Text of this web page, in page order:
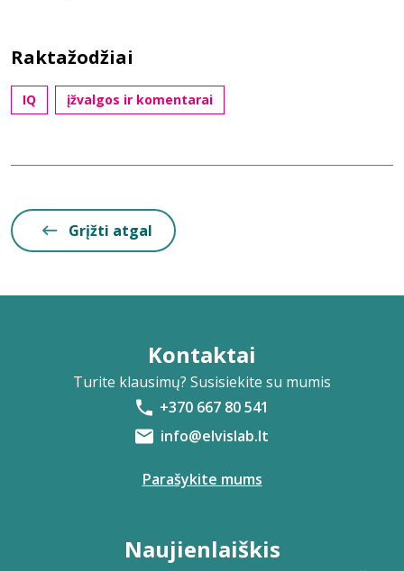
Raktažodžiai
IQ įžvalgos ir komentarai
Grįžti atgal
Kontaktai
Turite klausimų? Susisiekite su mumis
+370 667 80 541
info@elvislab.lt
Parašykite mums
Naujienlaiškis